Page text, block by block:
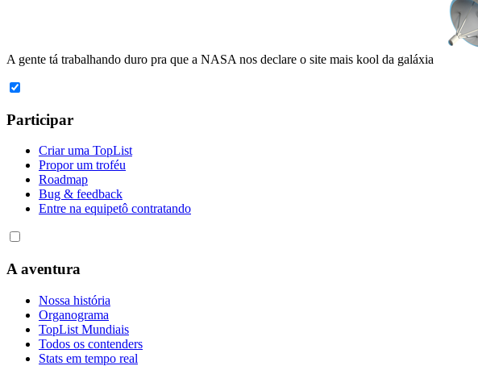
A gente tá trabalhando duro pra que a NASA nos declare o site mais kool da galáxia
Participar
Criar uma TopList
Propor um troféu
Roadmap
Bug & feedback
Entre na equipetô contratando
A aventura
Nossa história
Organograma
TopList Mundiais
Todos os contenders
Stats em tempo real